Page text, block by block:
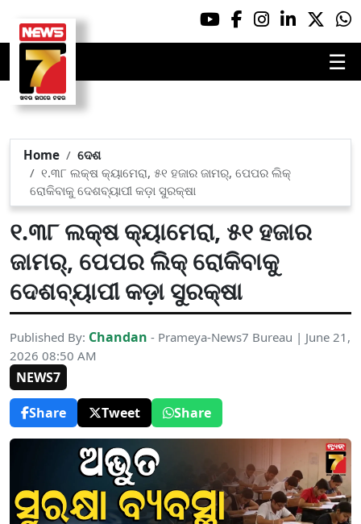
☰
Home
ଦେଶ
୧.୩୮ ଲକ୍ଷ କ୍ୟାମେରା, ୫୧ ହଜାର ଜାମର୍‌, ପେପର ଲିକ୍
ରୋକିବାକୁ ଦେଶବ୍ୟାପୀ କଡ଼ା ସୁରକ୍ଷା
୧.୩୮ ଲକ୍ଷ କ୍ୟାମେରା, ୫୧ ହଜାର
ଜାମର୍‌, ପେପର ଲିକ୍ ରୋକିବାକୁ
ଦେଶବ୍ୟାପୀ କଡ଼ା ସୁରକ୍ଷା
Published By: Chandan - Prameya-News7 Bureau | June 21,
2026 08:50 AM
NEWS7
Share
Tweet Share